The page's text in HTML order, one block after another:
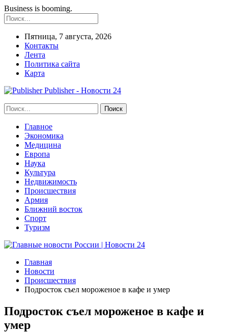
Business is booming.
Пятница, 7 августа, 2026
Контакты
Лента
Политика сайта
Карта
Publisher - Новости 24
Главное
Экономика
Медицина
Европа
Наука
Культура
Недвижимость
Происшествия
Армия
Ближний восток
Спорт
Туризм
Главная
Новости
Происшествия
Подросток съел мороженое в кафе и умер
Подросток съел мороженое в кафе и
умер